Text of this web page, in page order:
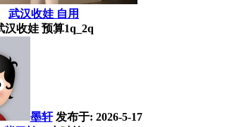
武汉收娃 自用
汉收娃 预算1q_2q
墨轩 发布于: 2026-5-17